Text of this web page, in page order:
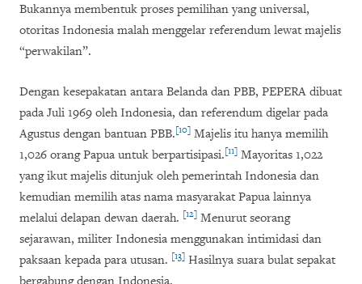
Bukannya membentuk proses pemilihan yang universal,
otoritas Indonesia malah menggelar referendum lewat majelis
“perwakilan”.
Dengan kesepakatan antara Belanda dan PBB, PEPERA dibuat
pada Juli 1969 oleh Indonesia, dan referendum digelar pada
Agustus dengan bantuan PBB.[10] Majelis itu hanya memilih
1,026 orang Papua untuk berpartisipasi.[11] Mayoritas 1,022
yang ikut majelis ditunjuk oleh pemerintah Indonesia dan
kemudian memilih atas nama masyarakat Papua lainnya
melalui delapan dewan daerah. [12] Menurut seorang
sejarawan, militer Indonesia menggunakan intimidasi dan
paksaan kepada para utusan. [13] Hasilnya suara bulat sepakat